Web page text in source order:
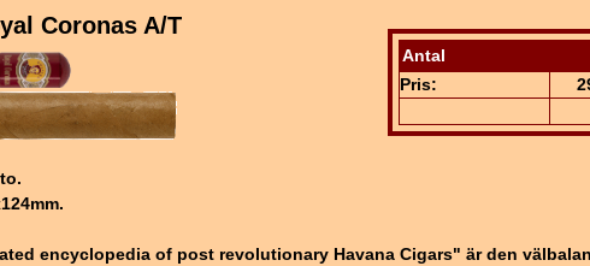
Antal
Pris:
Coronas A/T
encyclopedia of post revolutionary Havana Cigars" är den